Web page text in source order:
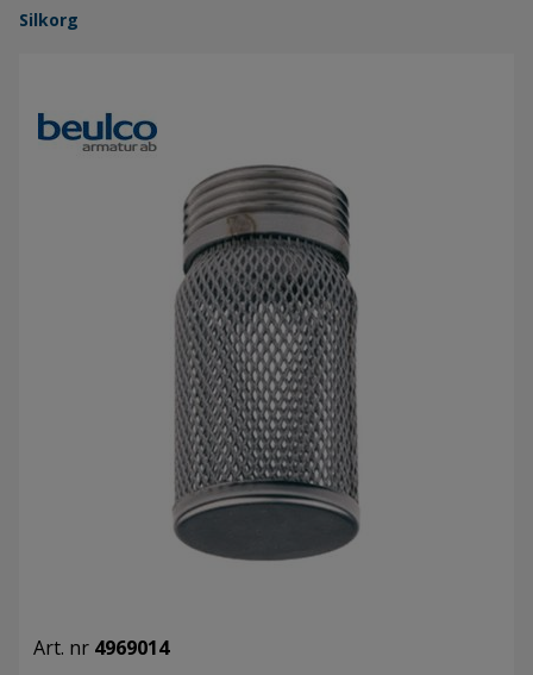
Silkorg
Art. nr 4969014